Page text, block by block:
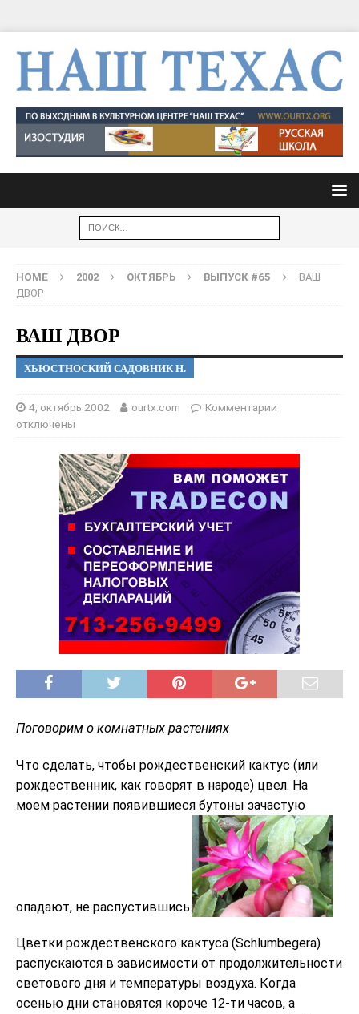
HOME 2002 ОКТЯБРЬ ВЫПУСК #65
ВАШ
ДВОР
ВАШ ДВОР
ХЬЮСТНОСКИЙ САДОВНИК Н.
4, октябрь 2002 ourtx.com
Комментарии
отключены
Поговорим о комнатных растениях
Что сделать, чтобы рождественский кактус (или
рождественник, как говорят в народе) цвел. На
моем растении появившиеся бутоны зачастую
опадают, не распустившись.
Цветки рождественского кактуса (Schlumbegera)
распускаются в зависимости от продолжительности
светового дня и температуры воздуха. Когда
осенью дни становятся короче 12-ти часов, а